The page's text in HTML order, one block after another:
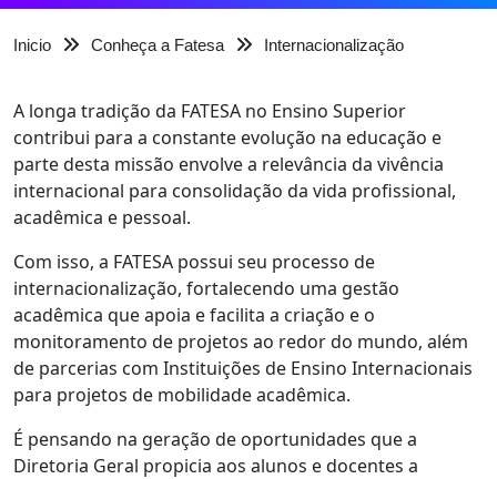
Inicio Conheça a Fatesa Internacionalização
A longa tradição da FATESA no Ensino Superior
contribui para a constante evolução na educação e
parte desta missão envolve a relevância da vivência
internacional para consolidação da vida profissional,
acadêmica e pessoal.
Com isso, a FATESA possui seu processo de
internacionalização, fortalecendo uma gestão
acadêmica que apoia e facilita a criação e o
monitoramento de projetos ao redor do mundo, além
de parcerias com Instituições de Ensino Internacionais
para projetos de mobilidade acadêmica.
É pensando na geração de oportunidades que a
Diretoria Geral propicia aos alunos e docentes a